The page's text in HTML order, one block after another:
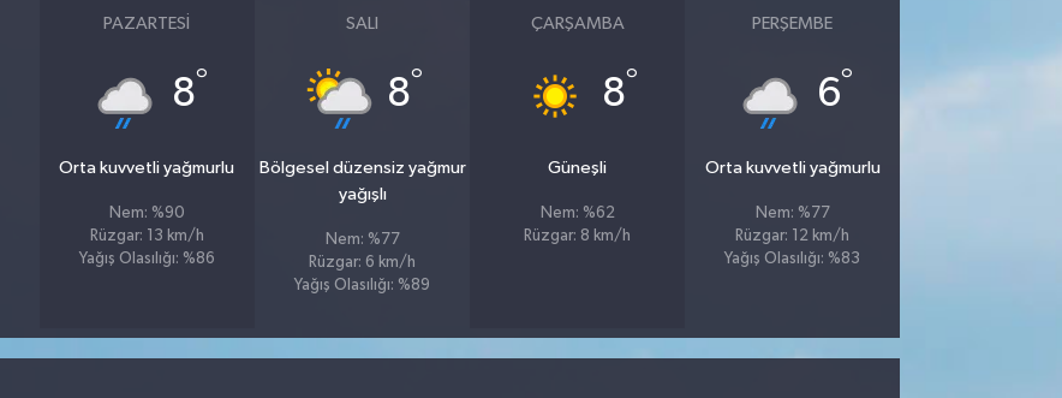
PAZARTESI
8°
Orta kuvvetli yağmurlu
Nem: %90
Rüzgar: 13 km/h
Yağış Olasılığı: %86
SALI
8°
Bölgesel düzensiz yağmur
yağışlı
Nem: %77
Rüzgar: 6 km/h
Yağış Olasılığı: %89
ÇARŞAMBA
8°
Güneşli
Nem: %62
Rüzgar: 8 km/h
PERŞEMBE
6°
Orta kuvvetli yağmurlu
Nem: %77
Rüzgar: 12 km/h
Yağış Olasılığı: %83